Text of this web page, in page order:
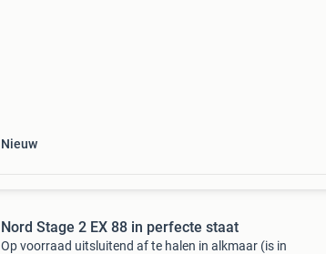
Nieuw
Nord Stage 2 EX 88 in perfecte staat
Op voorraad uitsluitend af te halen in alkmaar (is in